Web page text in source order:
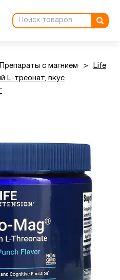
Препараты с магнием >
Life
L-треонат, вкус